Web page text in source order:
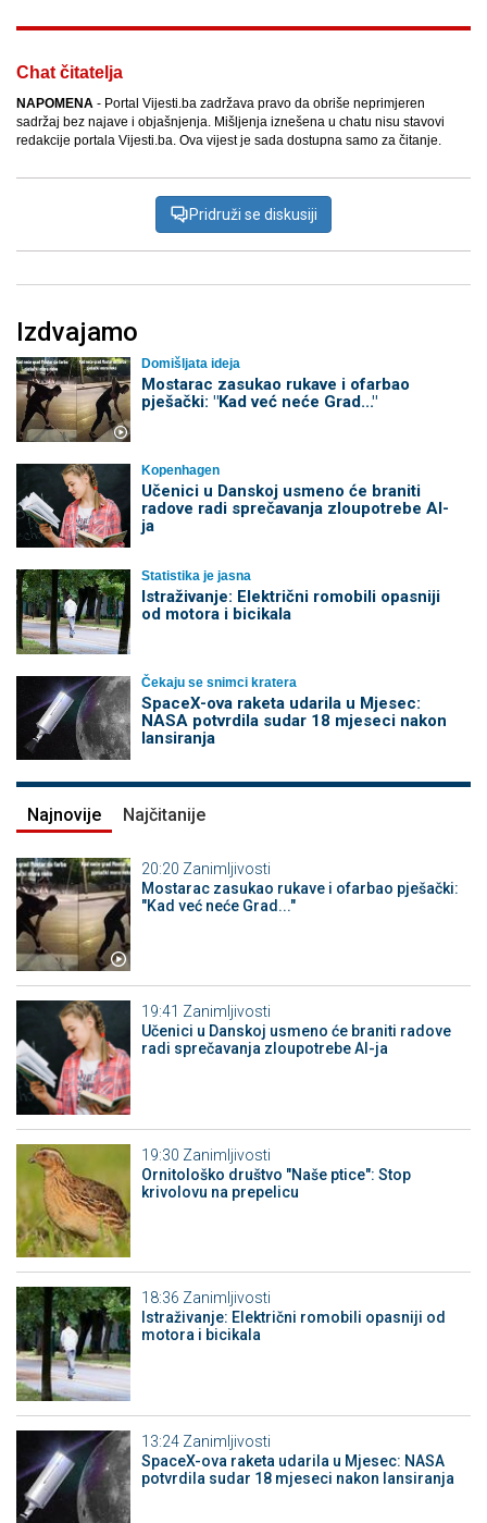
Chat čitatelja
NAPOMENA - Portal Vijesti.ba zadržava pravo da obriše neprimjeren
sadržaj bez najave i objašnjenja. Mišljenja iznešena u chatu nisu stavovi
redakcije portala Vijesti.ba. Ova vijest je sada dostupna samo za čitanje.
Pridruži se diskusiji
Izdvajamo
Domišljata ideja
Mostarac zasukao rukave i ofarbao
pješački: "Kad već neće Grad..."
Kopenhagen
Učenici u Danskoj usmeno će braniti
radove radi sprečavanja zloupotrebe AI-
ja
Statistika je jasna
Istraživanje: Električni romobili opasniji
od motora i bicikala
Čekaju se snimci kratera
SpaceX-ova raketa udarila u Mjesec:
NASA potvrdila sudar 18 mjeseci nakon
lansiranja
Najnovije Najčitanije
20:20 Zanimljivosti
Mostarac zasukao rukave i ofarbao pješački:
"Kad već neće Grad..."
19:41 Zanimljivosti
Učenici u Danskoj usmeno će braniti radove
radi sprečavanja zloupotrebe AI-ja
19:30 Zanimljivosti
Ornitološko društvo "Naše ptice": Stop
krivolovu na prepelicu
18:36 Zanimljivosti
Istraživanje: Električni romobili opasniji od
motora i bicikala
13:24 Zanimljivosti
SpaceX-ova raketa udarila u Mjesec: NASA
potvrdila sudar 18 mjeseci nakon lansiranja